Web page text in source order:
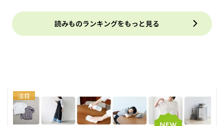
読みものランキングをもっと見る
注目